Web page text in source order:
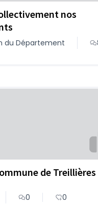
nos
du Département
de Treillières
0 0